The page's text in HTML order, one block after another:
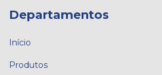
Departamentos
Início
Produtos